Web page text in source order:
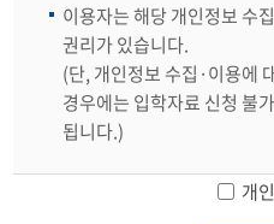
이용자는 해당 개인정보 수
권리가 있습니다.
(단, 개인정보 수집·이용에
경우에는 입학자료 신청 불
됩니다.)
개